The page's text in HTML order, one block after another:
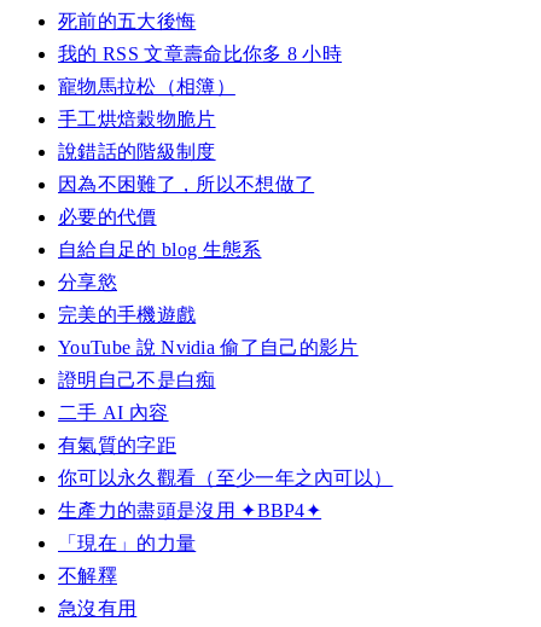
死前的五大後悔
我的 RSS 文章壽命比你多 8 小時
寵物馬拉松（相簿）
手工烘焙穀物脆片
說錯話的階級制度
因為不困難了，所以不想做了
必要的代價
自給自足的 blog 生態系
分享慾
完美的手機遊戲
YouTube 說 Nvidia 偷了自己的影片
證明自己不是白痴
二手 AI 內容
有氣質的字距
你可以永久觀看（至少一年之內可以）
生產力的盡頭是沒用 ✦BBP4✦
「現在」的力量
不解釋
急沒有用